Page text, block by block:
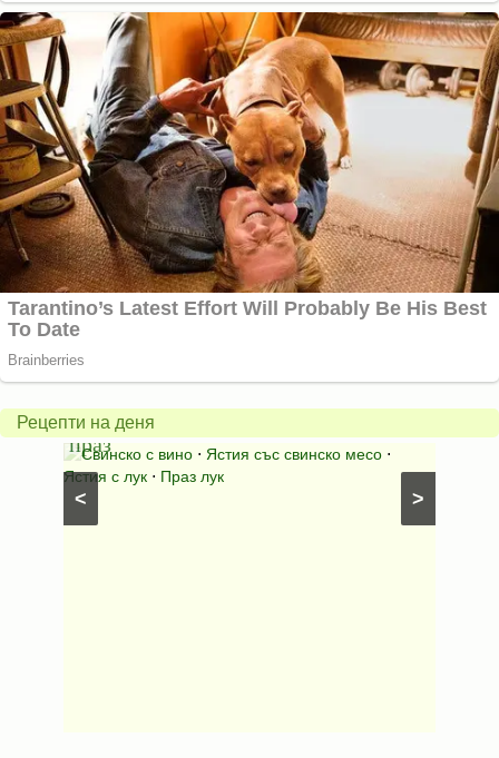
Рецепти на деня
>
<
Свинско
с
праз
Свинско с вино ⋅ Ястия със свинско месо ⋅
Ястия с лук ⋅ Праз лук
с
яйца